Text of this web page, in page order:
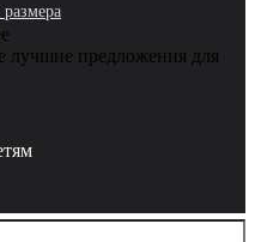
лучшие предложения для